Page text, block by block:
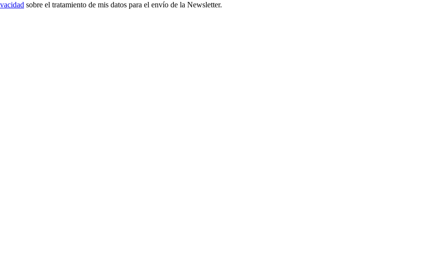
sobre el tratamiento de mis datos para el envío de la Newsletter.